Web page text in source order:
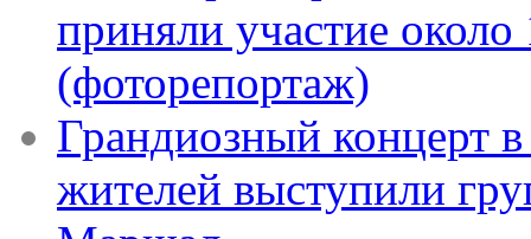
приняли участие около
(фоторепортаж)
Грандиозный концерт
жителей выступили